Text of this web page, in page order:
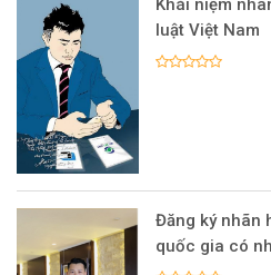
Khái niệm
luật Việt Nam
Đăng ký nhãn
quốc gia có